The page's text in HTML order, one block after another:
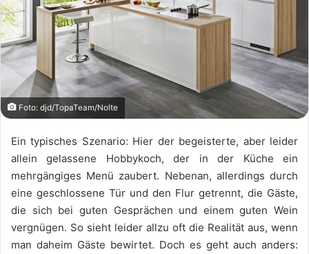
Foto: djd/TopaTeam/Nolte
Ein typisches Szenario: Hier der begeisterte, aber leider
allein gelassene Hobbykoch, der in der Küche ein
mehrgängiges Menü zaubert. Nebenan, allerdings durch
eine geschlossene Tür und den Flur getrennt, die Gäste,
die sich bei guten Gesprächen und einem guten Wein
vergnügen. So sieht leider allzu oft die Realität aus, wenn
man daheim Gäste bewirtet. Doch es geht auch anders: